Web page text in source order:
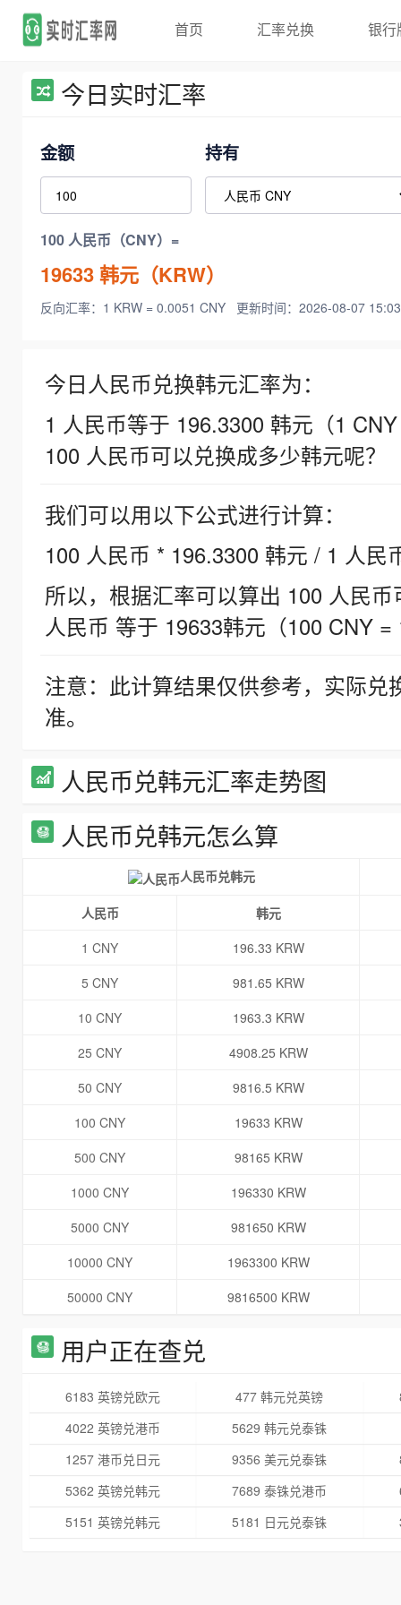
首页 汇率兑换 银行
今日实时汇率
金额 持有
100 人民币（CNY）=
19633韩元（KRW）
反向汇率：1 KRW = 0.0051 CNY 更新时间：2026-08-07
今日人民币兑换韩元汇率为：
1 人民币等于 196.3300 韩元（1
100 人民币可以兑换成多少韩元呢？
我们可以用以下公式进行计算：
100 人民币 * 196.3300 韩元 / 1 人民
所以，根据汇率可以算出 100 人民
人民币 等于 19633韩元（100 CNY =
注意：此计算结果仅供参考，实际
准。
人民币兑韩元汇率走势图
人民币兑韩元怎么算
人民币兑韩元
人民币
韩元
1 CNY
196.33 KRW
5 CNY
981.65 KRW
10 CNY
1963.3 KRW
25 CNY
4908.25 KRW
50 CNY
9816.5 KRW
100 CNY
19633 KRW
500 CNY
98165 KRW
1000 CNY
196330 KRW
5000 CNY
981650 KRW
10000 CNY
1963300 KRW
50000 CNY
9816500 KRW
用户正在查兑
6183 英镑兑欧元 477 韩元兑英镑
4022 英镑兑港币
5629 韩元兑泰铢
1257 港币兑日元
9356 美元兑泰铢
5362 英镑兑韩元
7689 泰铢兑港币
5151 英镑兑韩元
5181 日元兑泰铢